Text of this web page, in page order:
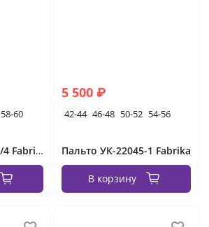
58-60
Пальто УК-7379-1/4 Fabrika
5 500 ₽
42-44 46-48 50-52 54-56
Пальто УК-22045-1 Fabrika
В корзину